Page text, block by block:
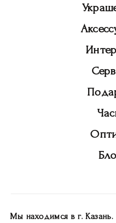
Мы находимся в г. Казань.